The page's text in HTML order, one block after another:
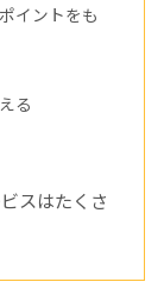
イントをも
る
スはたくさ